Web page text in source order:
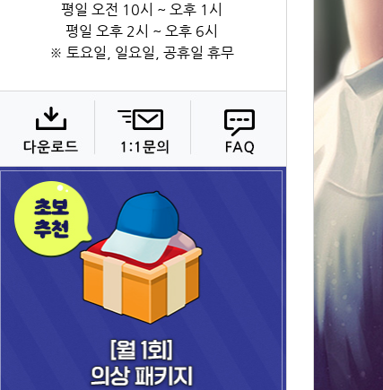
평일 오전 10시 ~ 오후 1시
평일 오후 2시 ~ 오후 6시
※ 토요일, 일요일, 공휴일 휴무